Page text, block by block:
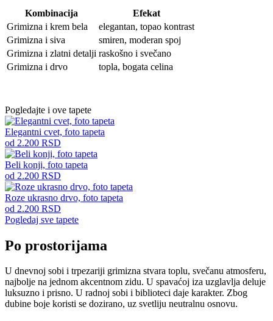
Kombinacija
Efekat
Grimizna i krem bela
elegantan, topao kontrast
Grimizna i siva
smiren, moderan spoj
Grimizna i zlatni detalji raskošno i svečano
Grimizna i drvo
topla, bogata celina
Pogledajte i ove tapete
Elegantni cvet, foto tapeta
od 2.200 RSD
Beli konji, foto tapeta
od 2.200 RSD
Roze ukrasno drvo, foto tapeta
od 2.200 RSD
Pogledaj sve tapete
Po prostorijama
U dnevnoj sobi i trpezariji grimizna stvara toplu, svečanu atmosferu,
najbolje na jednom akcentnom zidu. U spavaćoj iza uzglavlja deluje
luksuzno i prisno. U radnoj sobi i biblioteci daje karakter. Zbog
dubine boje koristi se dozirano, uz svetliju neutralnu osnovu.